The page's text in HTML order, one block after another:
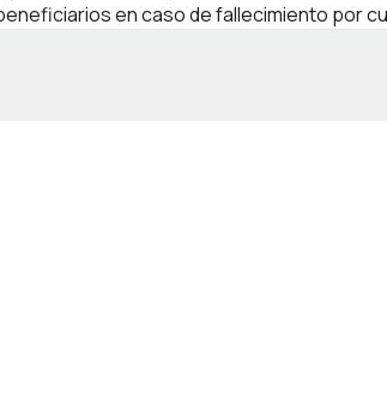
en caso de fallecimiento por